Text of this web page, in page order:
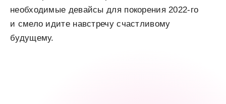
необходимые девайсы для покорения 2022-го
и смело идите навстречу счастливому
будущему.